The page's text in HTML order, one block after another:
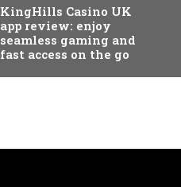
KingHills Casino UK
app review: enjoy
seamless gaming and
fast access on the go